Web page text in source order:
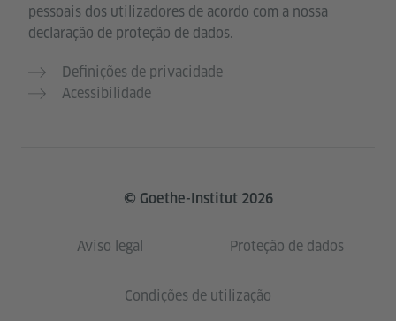
pessoais dos utilizadores de acordo com a nossa
declaração de proteção de dados.
Definições de privacidade
Acessibilidade
© Goethe-Institut 2026
Aviso legal Proteção de dados
Condições de utilização